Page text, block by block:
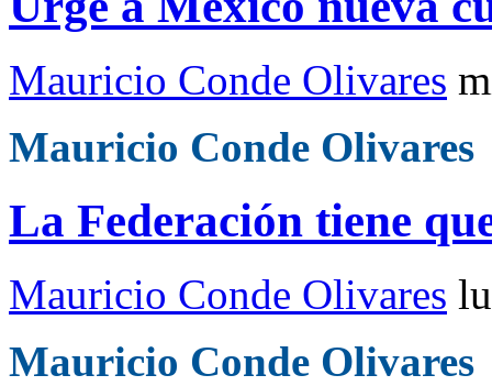
Mauricio Conde Olivares
Mauricio Conde Olivares
La Federación tiene
Mauricio Conde Olivares
Mauricio Conde Olivares